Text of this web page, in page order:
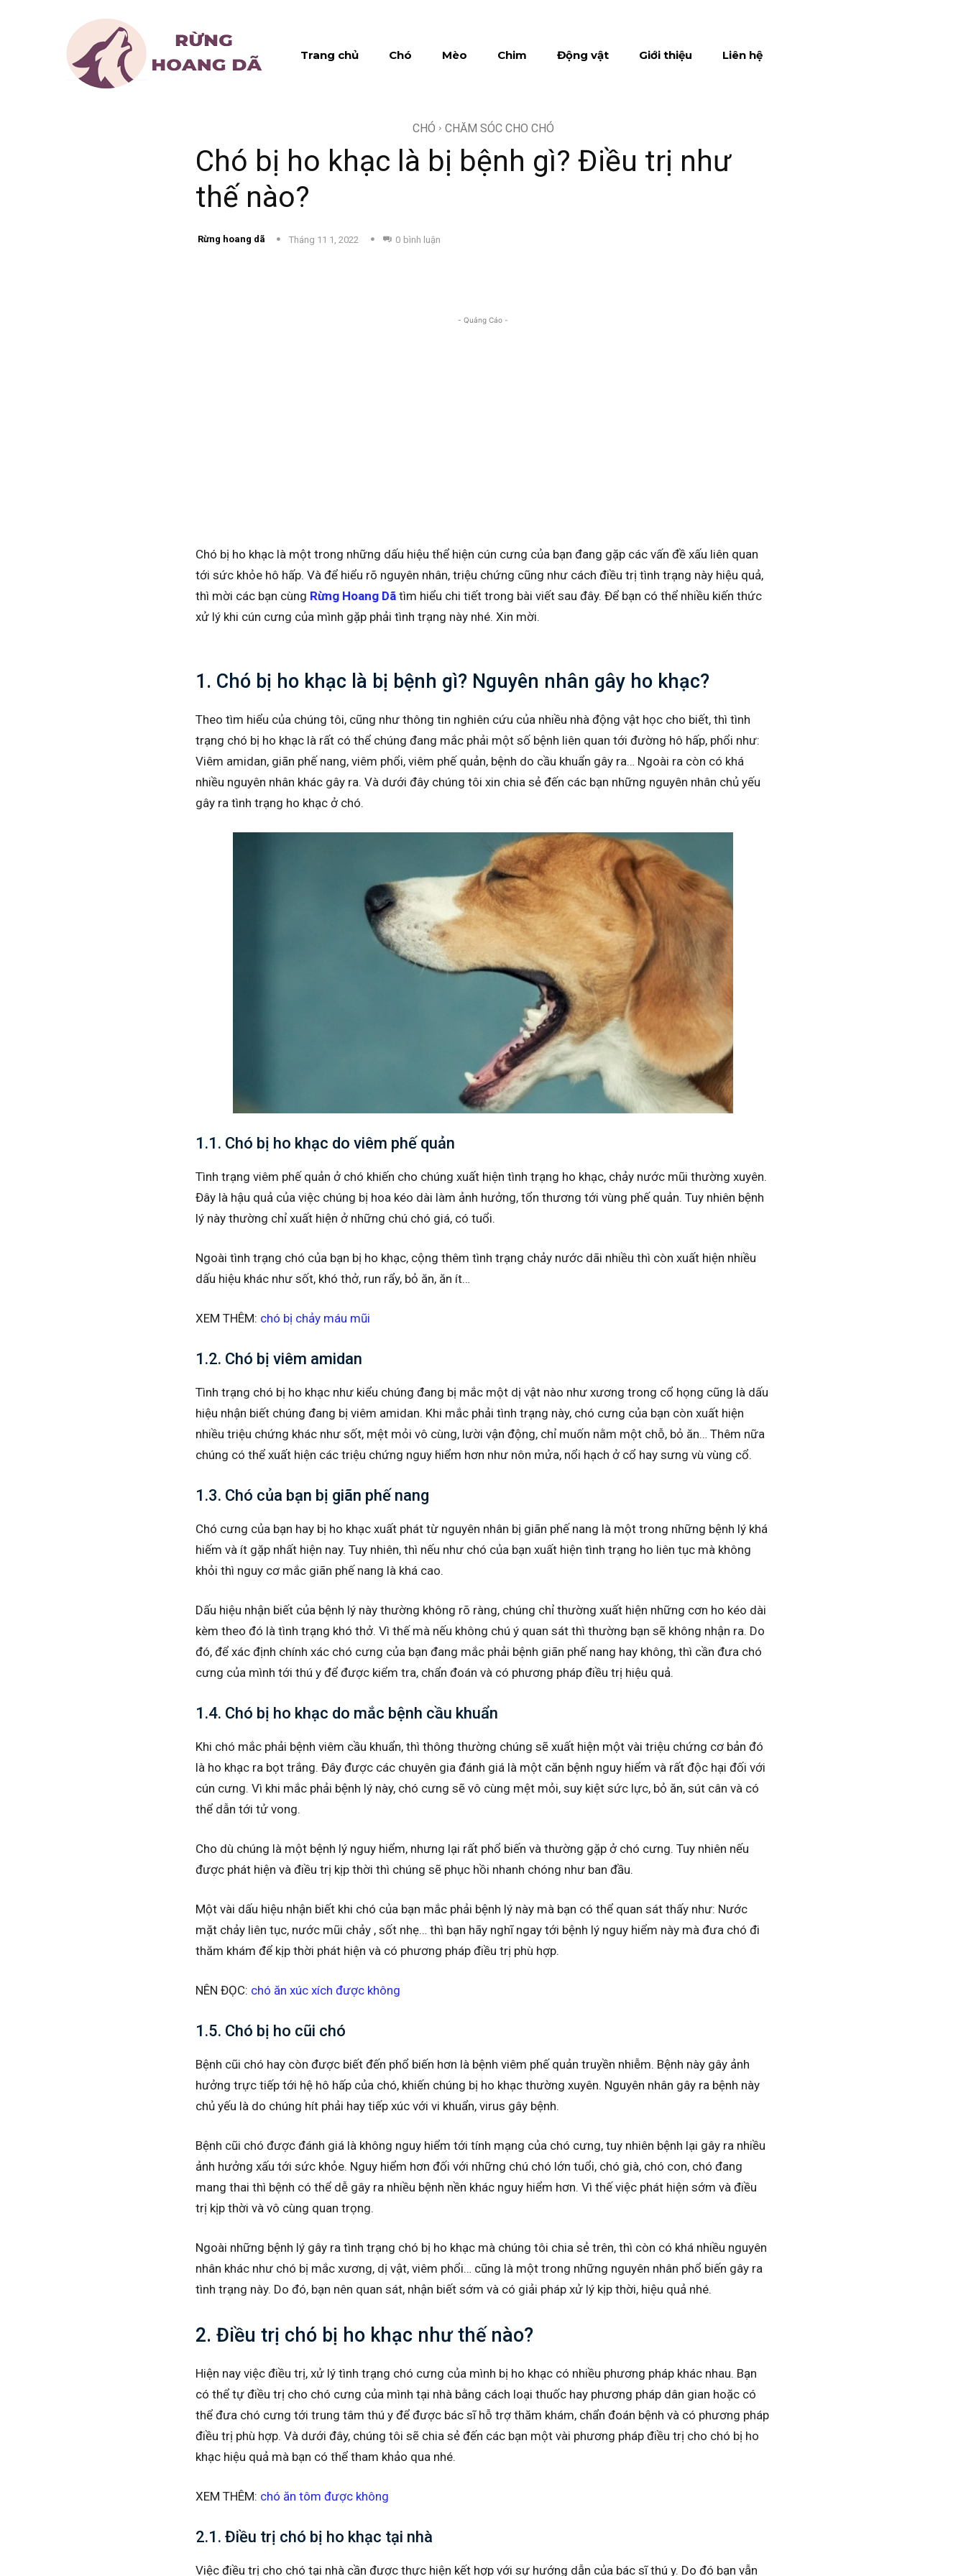
Trang chủ Chó Mèo Chim Động vật Giới thiệu Liên hệ
CHÓ CHĂM SÓC CHO CHÓ
Chó bị ho khạc là bị bệnh gì? Điều trị như
thế nào?
Rừng hoang dã Tháng 11 1, 2022 0 bình luận
- Quảng Cáo -
Chó bị ho khạc là một trong những dấu hiệu thể hiện cún cưng của bạn đang gặp các vấn đề xấu liên quan
tới sức khỏe hô hấp. Và để hiểu rõ nguyên nhân, triệu chứng cũng như cách điều trị tình trạng này hiệu quả,
thì mời các bạn cùng Rừng Hoang Dã tìm hiểu chi tiết trong bài viết sau đây. Để bạn có thể nhiều kiến thức
xử lý khi cún cưng của mình gặp phải tình trạng này nhé. Xin mời.
1. Chó bị ho khạc là bị bệnh gì? Nguyên nhân gây ho khạc?
Theo tìm hiểu của chúng tôi, cũng như thông tin nghiên cứu của nhiều nhà động vật học cho biết, thì tình
trạng chó bị ho khạc là rất có thể chúng đang mắc phải một số bệnh liên quan tới đường hô hấp, phổi như:
Viêm amidan, giãn phế nang, viêm phổi, viêm phế quản, bệnh do cầu khuẩn gây ra… Ngoài ra còn có khá
nhiều nguyên nhân khác gây ra. Và dưới đây chúng tôi xin chia sẻ đến các bạn những nguyên nhân chủ yếu
gây ra tình trạng ho khạc ở chó.
1.1. Chó bị ho khạc do viêm phế quản
Tình trạng viêm phế quản ở chó khiến cho chúng xuất hiện tình trạng ho khạc, chảy nước mũi thường xuyên.
Đây là hậu quả của việc chúng bị hoa kéo dài làm ảnh hưởng, tổn thương tới vùng phế quản. Tuy nhiên bệnh
lý này thường chỉ xuất hiện ở những chú chó giá, có tuổi.
Ngoài tình trạng chó của bạn bị ho khạc, cộng thêm tình trạng chảy nước dãi nhiều thì còn xuất hiện nhiều
dấu hiệu khác như sốt, khó thở, run rẩy, bỏ ăn, ăn ít…
XEM THÊM: chó bị chảy máu mũi
1.2. Chó bị viêm amidan
Tình trạng chó bị ho khạc như kiểu chúng đang bị mắc một dị vật nào như xương trong cổ họng cũng là dấu
hiệu nhận biết chúng đang bị viêm amidan. Khi mắc phải tình trạng này, chó cưng của bạn còn xuất hiện
nhiều triệu chứng khác như sốt, mệt mỏi vô cùng, lười vận động, chỉ muốn nằm một chỗ, bỏ ăn… Thêm nữa
chúng có thể xuất hiện các triệu chứng nguy hiểm hơn như nôn mửa, nổi hạch ở cổ hay sưng vù vùng cổ.
1.3. Chó của bạn bị giãn phế nang
Chó cưng của bạn hay bị ho khạc xuất phát từ nguyên nhân bị giãn phế nang là một trong những bệnh lý khá
hiếm và ít gặp nhất hiện nay. Tuy nhiên, thì nếu như chó của bạn xuất hiện tình trạng ho liên tục mà không
khỏi thì nguy cơ mắc giãn phế nang là khá cao.
Dấu hiệu nhận biết của bệnh lý này thường không rõ ràng, chúng chỉ thường xuất hiện những cơn ho kéo dài
kèm theo đó là tình trạng khó thở. Vì thế mà nếu không chú ý quan sát thì thường bạn sẽ không nhận ra. Do
đó, để xác định chính xác chó cưng của bạn đang mắc phải bệnh giãn phế nang hay không, thì cần đưa chó
cưng của mình tới thú y để được kiểm tra, chẩn đoán và có phương pháp điều trị hiệu quả.
1.4. Chó bị ho khạc do mắc bệnh cầu khuẩn
Khi chó mắc phải bệnh viêm cầu khuẩn, thì thông thường chúng sẽ xuất hiện một vài triệu chứng cơ bản đó
là ho khạc ra bọt trắng. Đây được các chuyên gia đánh giá là một căn bệnh nguy hiểm và rất độc hại đối với
cún cưng. Vì khi mắc phải bệnh lý này, chó cưng sẽ vô cùng mệt mỏi, suy kiệt sức lực, bỏ ăn, sút cân và có
thể dẫn tới tử vong.
Cho dù chúng là một bệnh lý nguy hiểm, nhưng lại rất phổ biến và thường gặp ở chó cưng. Tuy nhiên nếu
được phát hiện và điều trị kịp thời thì chúng sẽ phục hồi nhanh chóng như ban đầu.
Một vài dấu hiệu nhận biết khi chó của bạn mắc phải bệnh lý này mà bạn có thể quan sát thấy như: Nước
mặt chảy liên tục, nước mũi chảy , sốt nhẹ… thì bạn hãy nghĩ ngay tới bệnh lý nguy hiểm này mà đưa chó đi
thăm khám để kịp thời phát hiện và có phương pháp điều trị phù hợp.
NÊN ĐỌC: chó ăn xúc xích được không
1.5. Chó bị ho cũi chó
Bệnh cũi chó hay còn được biết đến phổ biến hơn là bệnh viêm phế quản truyền nhiễm. Bệnh này gây ảnh
hưởng trực tiếp tới hệ hô hấp của chó, khiến chúng bị ho khạc thường xuyên. Nguyên nhân gây ra bệnh này
chủ yếu là do chúng hít phải hay tiếp xúc với vi khuẩn, virus gây bệnh.
Bệnh cũi chó được đánh giá là không nguy hiểm tới tính mạng của chó cưng, tuy nhiên bệnh lại gây ra nhiều
ảnh hưởng xấu tới sức khỏe. Nguy hiểm hơn đối với những chú chó lớn tuổi, chó già, chó con, chó đang
mang thai thì bệnh có thể dễ gây ra nhiều bệnh nền khác nguy hiểm hơn. Vì thế việc phát hiện sớm và điều
trị kịp thời và vô cùng quan trọng.
Ngoài những bệnh lý gây ra tình trạng chó bị ho khạc mà chúng tôi chia sẻ trên, thì còn có khá nhiều nguyên
nhân khác như chó bị mắc xương, dị vật, viêm phổi… cũng là một trong những nguyên nhân phổ biến gây ra
tình trạng này. Do đó, bạn nên quan sát, nhận biết sớm và có giải pháp xử lý kịp thời, hiệu quả nhé.
2. Điều trị chó bị ho khạc như thế nào?
Hiện nay việc điều trị, xử lý tình trạng chó cưng của mình bị ho khạc có nhiều phương pháp khác nhau. Bạn
có thể tự điều trị cho chó cưng của mình tại nhà bằng cách loại thuốc hay phương pháp dân gian hoặc có
thể đưa chó cưng tới trung tâm thú y để được bác sĩ hỗ trợ thăm khám, chẩn đoán bệnh và có phương pháp
điều trị phù hợp. Và dưới đây, chúng tôi sẽ chia sẻ đến các bạn một vài phương pháp điều trị cho chó bị ho
khạc hiệu quả mà bạn có thể tham khảo qua nhé.
XEM THÊM: chó ăn tôm được không
2.1. Điều trị chó bị ho khạc tại nhà
Việc điều trị cho chó tại nhà cần được thực hiện kết hợp với sự hướng dẫn của bác sĩ thú y. Do đó bạn vẫn